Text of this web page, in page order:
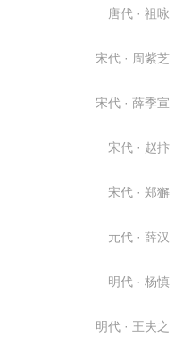
唐代 · 祖咏
宋代 · 周紫芝
宋代 · 薛季宣
宋代 · 赵抃
宋代 · 郑獬
元代 · 薛汉
明代 · 杨慎
明代 · 王夫之